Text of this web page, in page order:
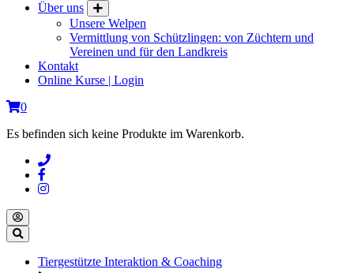
Über uns
Unsere Welpen
Vermittlung von Schützlingen: von Züchtern und
Vereinen und für den Landkreis
Kontakt
Online Kurse | Login
0
Es befinden sich keine Produkte im Warenkorb.
Tiergestützte Interaktion & Coaching